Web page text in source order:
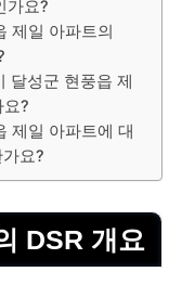
가요?
제일 아파트의
달성군 현풍읍 제
?
제일 아파트에 대
요?
DSR 개요